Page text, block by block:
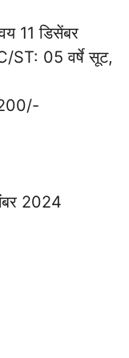
11 डिसेंबर
ST: 05 वर्षे सूट,
2024